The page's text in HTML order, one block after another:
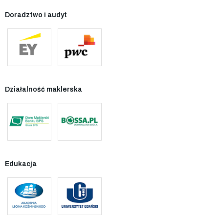
Doradztwo i audyt
Działalność maklerska
Edukacja